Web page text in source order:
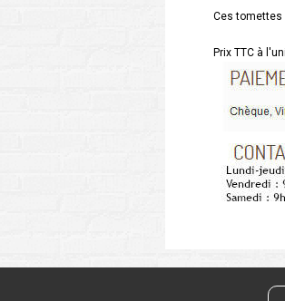
Ces tomettes
Prix TTC à